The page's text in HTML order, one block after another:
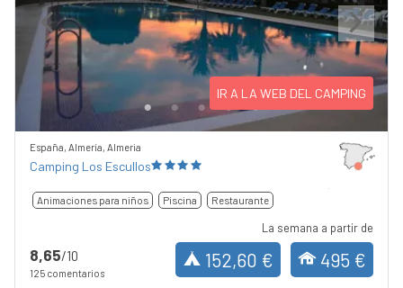
Previous Next
IR A LA WEB DEL CAMPING
España, Almería, Almeria
Camping Los Escullos
Animaciones para niños Piscina Restaurante
8,65/10
125 comentarios
La semana a partir de
152,60 € 495 €